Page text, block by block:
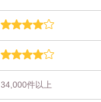
34,000件以上